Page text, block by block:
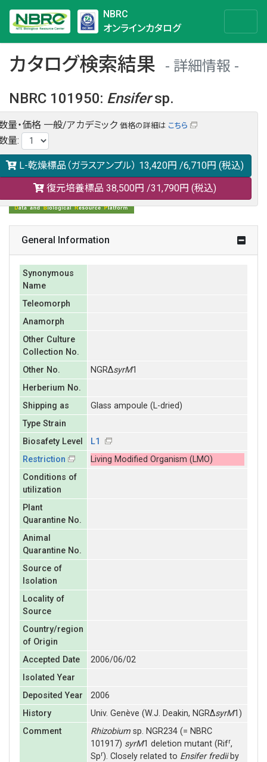
NBRC
オンラインカタログ
カタログ検索結果
詳細情報
NBRC 101950: Ensifersp.
NBRC 101950の情報や関連データは以下のバナー(DBRP)か
らご覧ください。
日本語での検索も可能です。
量・価格 一般/アカデミック 価格の詳細は こちら
量:
L-乾燥標品（ガラスアンプル） 13,420円 /6,710円 (税込)
復元培養標品 38,500円 /31,790円 (税込)
General Information
Synonymous
Name
Teleomorph
Anamorph
Other Culture
Collection No.
Other No.
NGRΔsyrM1
Herberium No.
Shipping as
Glass ampoule (L-dried)
Type Strain
Biosafety Level
L1
Restriction
Living Modified Organism (LMO)
Conditions of
utilization
Plant
Quarantine No.
Animal
Quarantine No.
Source of
Isolation
Locality of
Source
Country/region
of Origin
Accepted Date
2006/06/02
Isolated Year
Deposited Year
2006
History
Univ. Genève (W.J. Deakin, NGRΔsyrM1)
Comment
Rhizobiumsp. NGR234 (= NBRC
101917) syrM1 deletion mutant (Rifr,
Spr). Closely related to Ensifer frediiby